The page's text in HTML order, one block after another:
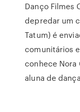
Danço Filmes
depredar um
Tatum) é
comunitários
conhece Nora
aluna de